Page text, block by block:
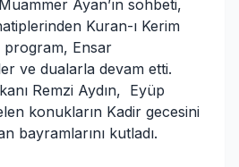
Ayan’ın sohbeti,
Kuran-ı Kerim
program, Ensar
ve dualarla devam etti.
Remzi Aydın, Eyüp
konukların Kadir gecesini
bayramlarını kutladı.